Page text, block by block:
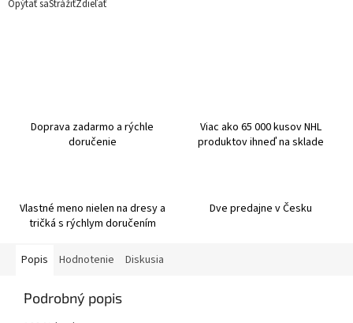
Opýtať saStrážiťZdieľať
Doprava zadarmo a rýchle
doručenie
Viac ako 65 000 kusov NHL
produktov ihneď na sklade
Vlastné meno nielen na dresy a
tričká s rýchlym doručením
Dve predajne v Česku
Popis Hodnotenie Diskusia
Podrobný popis